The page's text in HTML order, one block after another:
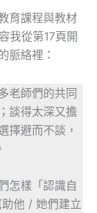
育課程與教材
我從第17頁開
脈絡裡：
老師們的共同
談得太深又擔
擇避而不談，
怎樣「認識自
他 / 她們建立